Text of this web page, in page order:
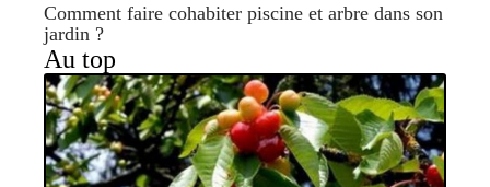
Comment faire cohabiter piscine et arbre dans son
jardin ?
Au top